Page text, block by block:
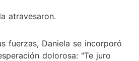
atravesaron.
fuerzas, Daniela se incorporó
dolorosa: "Te juro